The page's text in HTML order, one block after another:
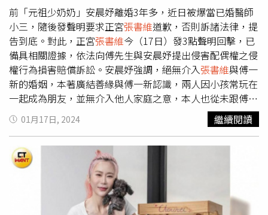
前「元祖少奶奶」安晨妤離婚3年多，近日被爆當已婚醫師
小三，隨後發聲明要求正宮張書維道歉，否則訴諸法律，提
告到底。對此，正宮張書維今（17日）發3點聲明回擊，已
備具相關證據，依法向傅先生與安晨妤提出侵害配偶權之侵
權行為損害賠償訴訟。安晨妤強調，絕無介入張書維與傅一
新的婚姻，本著廣結善緣與傅一新認識，兩人因小孩常玩在
一起成為朋友，並無介入他人家庭之意，本人也從未跟傅一
新有單獨約會，兩人見面都有小孩或其他友人同時在場，婚
姻關係乃兩人之間的事，任何問題應由夫妻雙方自行解決，
本人也曾飽受婚姻第三者之苦，絕無可能重蹈覆轍。安晨妤
表示，面對
無中生有的指控，要求對方公開道歉，勿
將無辜第三者扯入，做為您們雙方夫妻離婚談判的籌碼，若
不公開道歉訴諸法律提告到底。對此，正宮
日）發3點聲明回擊，與安晨妤互不認識，子女也不認識對
01月17日, 2024 繼續閱讀